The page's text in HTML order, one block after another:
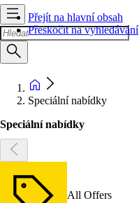
Přejít na hlavní obsah
Přeskočit na vyhledávání
Speciální nabídky
Speciální nabídky
All Offers